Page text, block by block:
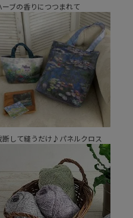
ーブの香りにつつまれて
断して縫うだけ♪パネルクロス